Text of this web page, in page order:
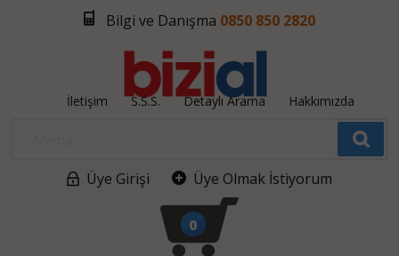
Bilgi ve Danışma 0850 850 2820
İletişim S.S.S. Detaylı Arama Hakkımızda
Üye Girişi Üye Olmak İstiyorum
0